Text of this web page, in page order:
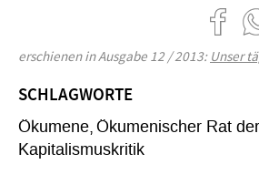
erschienen in Ausgabe 12 / 2013: Unser
SCHLAGWORTE
Ökumene Ökumenischer Rat
Kapitalismuskritik